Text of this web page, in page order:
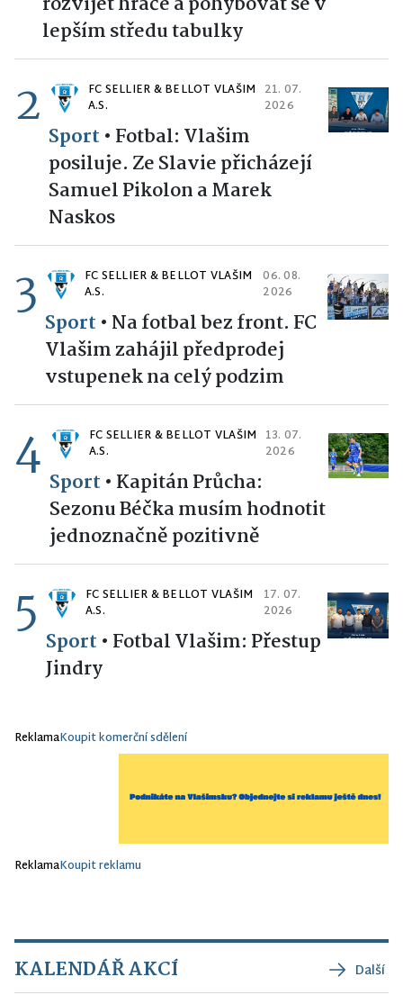
lepším středu tabulky
2
FC SELLIER & BELLOT VLAŠIM
A.S.
21. 07.
2026
Sport • Fotbal: Vlašim
posiluje. Ze Slavie přicházejí
Samuel Pikolon a Marek
Naskos
3
FC SELLIER & BELLOT VLAŠIM
A.S.
06. 08.
2026
Sport • Na fotbal bez front. FC
Vlašim zahájil předprodej
vstupenek na celý podzim
4
FC SELLIER & BELLOT VLAŠIM
A.S.
13. 07.
2026
Sport • Kapitán Průcha:
Sezonu Béčka musím hodnotit
jednoznačně pozitivně
5
FC SELLIER & BELLOT VLAŠIM
A.S.
17. 07.
2026
Sport • Fotbal Vlašim: Přestup
Jindry
ReklamaKoupit komerční sdělení
ReklamaKoupit reklamu
KALENDÁŘ AKCÍ Další